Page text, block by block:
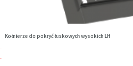
Kołnierze do pokryć łuskowych wysokich LH